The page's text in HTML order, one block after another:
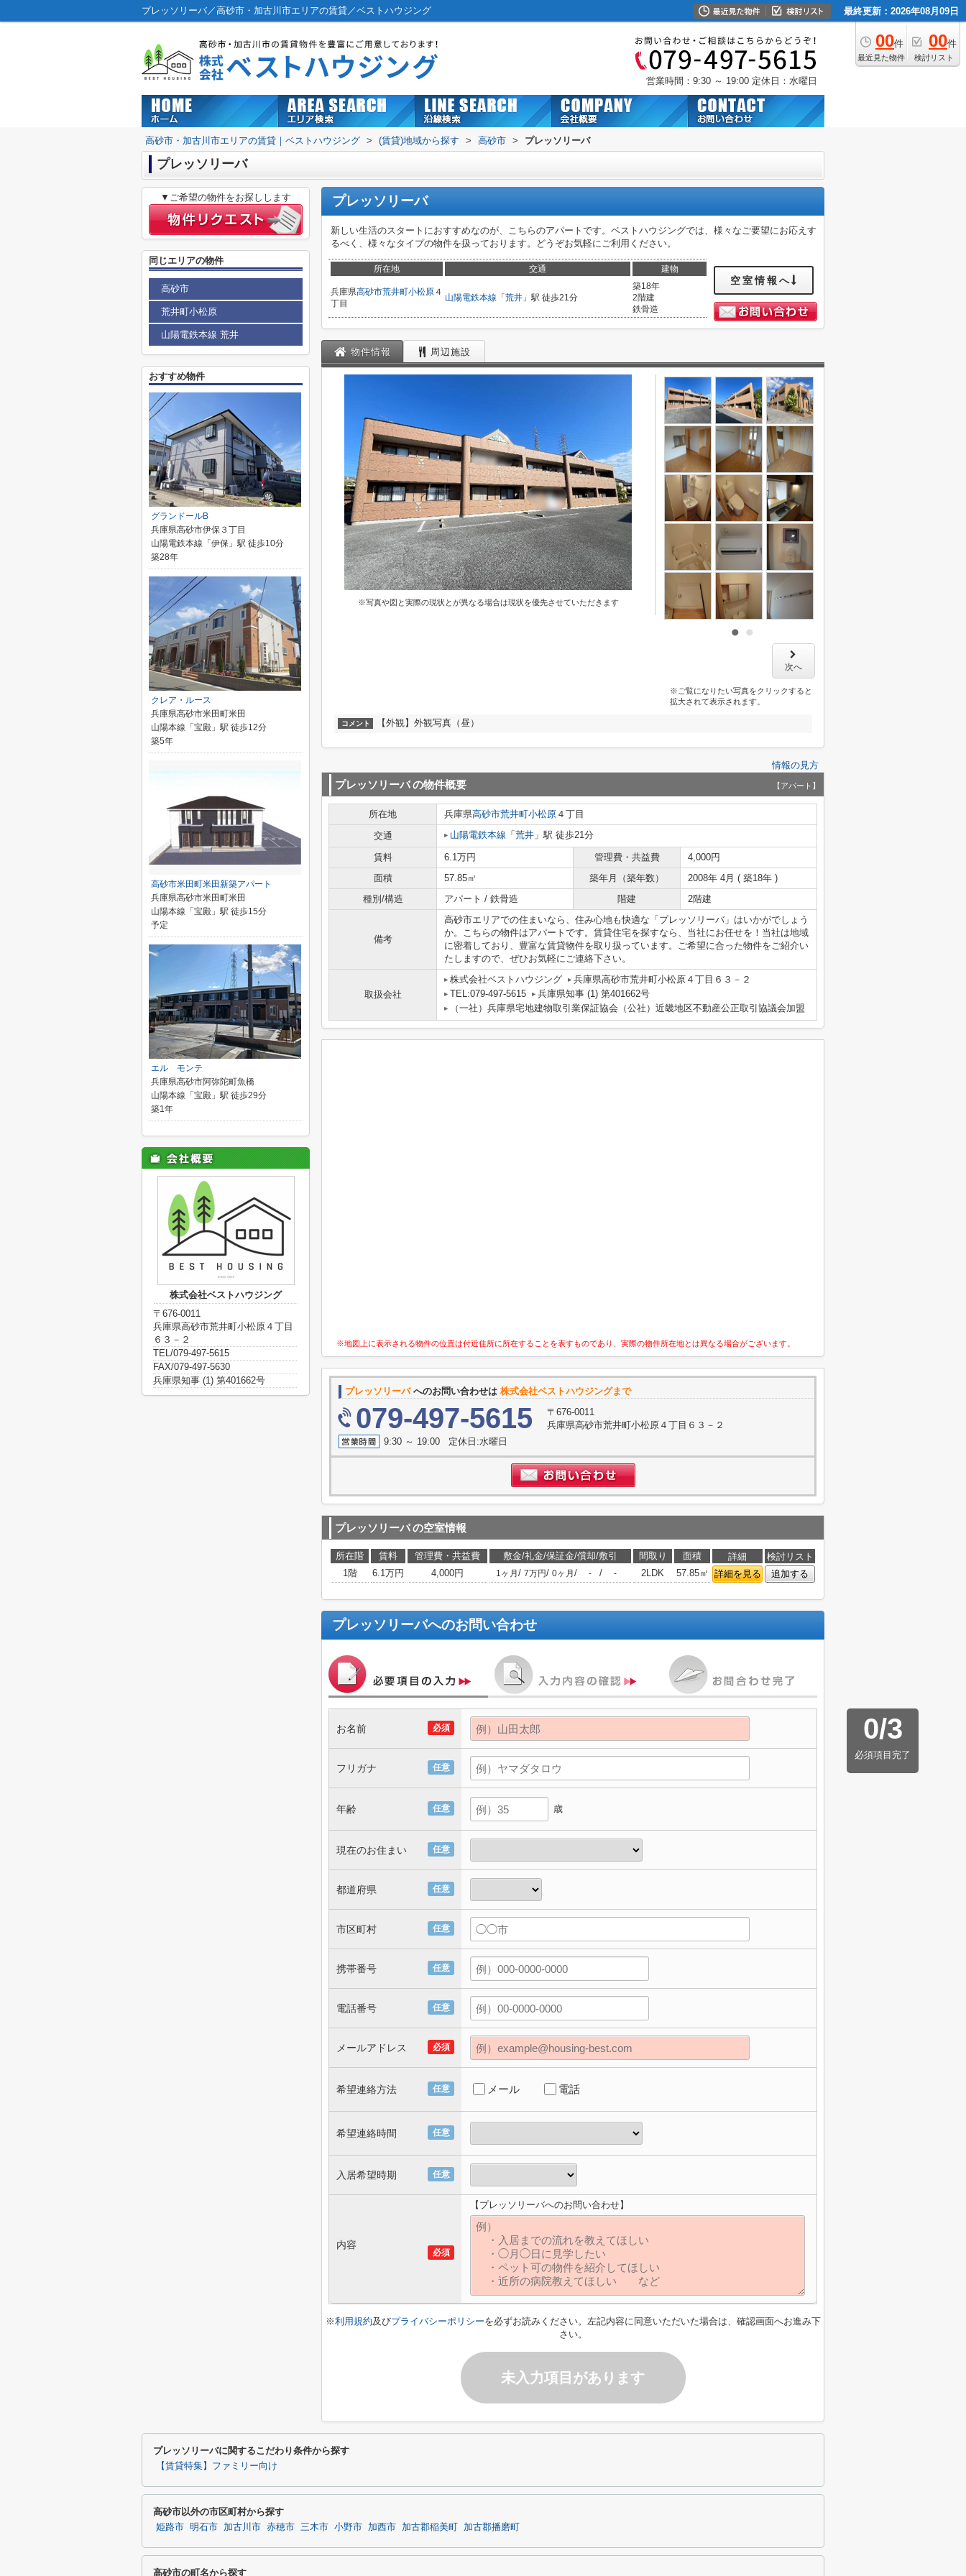
プレッソリーバ／高砂市・加古川市エリアの賃貸／ベストハウジング 最終更新：2026年08月09日
00件
最近見た物件
00件
検討リスト
営業時間：9:30 ～ 19:00 定休日：水曜日
高砂市・加古川市エリアの賃貸｜ベストハウジング > (賃貸)地域から探す > 高砂市 > プレッソリーバ
プレッソリーバ
プレッソリーバ
新しい生活のスタートにおすすめなのが、こちらのアパートです。ベストハウジングでは、様々なご要望にお応えす
るべく、様々なタイプの物件を扱っております。どうぞお気軽にご利用ください。
所在地 交通 建物
兵庫県高砂市荒井町小松原４
丁目
山陽電鉄本線 「 荒井 」駅 徒歩21分
築18年
2階建
鉄骨造
空室情報へ
物件情報 周辺施設
※写真や図と実際の現状とが異なる場合は現状を優先させていただきます
次へ
※ご覧になりたい写真をクリックすると
拡大されて表示されます。
コメント 【外観】外観写真（昼）
情報の見方
プレッソリーバの物件概要 【アパート】
所在地 兵庫県高砂市荒井町小松原 ４丁目
交通
山陽電鉄本線 「 荒井 」駅 徒歩21分
賃料 6.1万円 管理費・共益費
4,000円
面積
57.85㎡ 築年月（築年数）
2008年 4月 ( 築18年 )
種別/構造
アパート / 鉄骨造 階建 2階建
備考
高砂市エリアでの住まいなら、住み心地も快適な「プレッソリーバ」はいかがでしょう
か。こちらの物件はアパートです。賃貸住宅を探すなら、当社にお任せを！当社は地域
に密着しており、豊富な賃貸物件を取り扱っています。ご希望に合った物件をご紹介い
たしますので、ぜひお気軽にご連絡下さい。
取扱会社
株式会社ベストハウジング
兵庫県高砂市荒井町小松原４丁目６３－２
TEL:079-497-5615
兵庫県知事 (1) 第401662号
（一社）兵庫県宅地建物取引業保証協会（公社）近畿地区不動産公正取引協議会加盟
※地図上に表示される物件の位置は付近住所に所在することを表すものであり、実際の物件所在地とは異なる場合がございます。
プレッソリーバへのお問い合わせは 株式会社ベストハウジングまで
079-497-5615
〒676-0011
兵庫県高砂市荒井町小松原４丁目６３－２
9:30 ～ 19:00 定休日:水曜日
プレッソリーバの空室情報
所在階 賃料 管理費・共益費 敷金/礼金/保証金/償却/敷引 間取り 面積 詳細
検討リスト
1階
6.1万円 4,000円 1ヶ月 / 7万円/ 0ヶ月 / - / - 2LDK 57.85㎡ 詳細を見る 追加する
プレッソリーバへのお問い合わせ
0/3
必須項目完了
必須
お名前
任意
フリガナ
任意
年齢 歳
任意
現在のお住まい
任意
都道府県
任意
市区町村
任意
携帯番号
任意
電話番号
必須
メールアドレス
任意
希望連絡方法 メール 電話
任意
希望連絡時間
任意
入居希望時期
必須
内容
【プレッソリーバへのお問い合わせ】
※利用規約及びプライバシーポリシーを必ずお読みください。左記内容に同意いただいた場合は、確認画面へお進み下
さい。
未入力項目があります
▼ご希望の物件をお探しします
同じエリアの物件
高砂市
荒井町小松原
山陽電鉄本線 荒井
おすすめ物件
グランドールB
兵庫県高砂市伊保３丁目
山陽電鉄本線「伊保」駅 徒歩10分
築28年
クレア・ルース
兵庫県高砂市米田町米田
山陽本線「宝殿」駅 徒歩12分
築5年
高砂市米田町米田新築アパート
兵庫県高砂市米田町米田
山陽本線「宝殿」駅 徒歩15分
予定
エル モンテ
兵庫県高砂市阿弥陀町魚橋
山陽本線「宝殿」駅 徒歩29分
築1年
株式会社ベストハウジング
〒676-0011
兵庫県高砂市荒井町小松原４丁目
６３－２
TEL/079-497-5615
FAX/079-497-5630
兵庫県知事 (1) 第401662号
プレッソリーバに関するこだわり条件から探す
【賃貸特集】ファミリー向け
高砂市以外の市区町村から探す
姫路市 明石市 加古川市 赤穂市 三木市 小野市 加西市 加古郡稲美町 加古郡播磨町
高砂市の町名から探す